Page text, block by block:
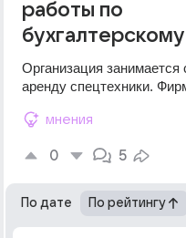
работы по
Организация занимается
аренду спецтехники.
мнения
0 5
По дате По рейтингу